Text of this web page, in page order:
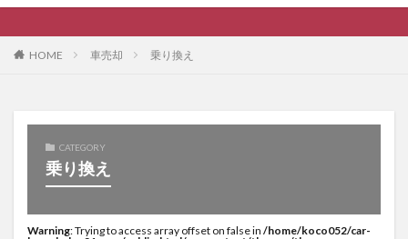
HOME 車売却 乗り換え
CATEGORY
乗り換え
Warning: Trying to access array offset on false in /home/koco052/car-